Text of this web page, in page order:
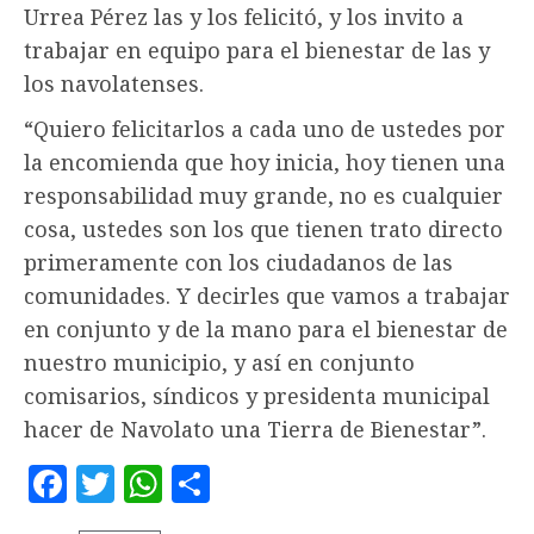
Urrea Pérez las y los felicitó, y los invito a
trabajar en equipo para el bienestar de las y
los navolatenses.
“Quiero felicitarlos a cada uno de ustedes por
la encomienda que hoy inicia, hoy tienen una
responsabilidad muy grande, no es cualquier
cosa, ustedes son los que tienen trato directo
primeramente con los ciudadanos de las
comunidades. Y decirles que vamos a trabajar
en conjunto y de la mano para el bienestar de
nuestro municipio, y así en conjunto
comisarios, síndicos y presidenta municipal
hacer de Navolato una Tierra de Bienestar”.
Facebook
TwitterWhatsApp